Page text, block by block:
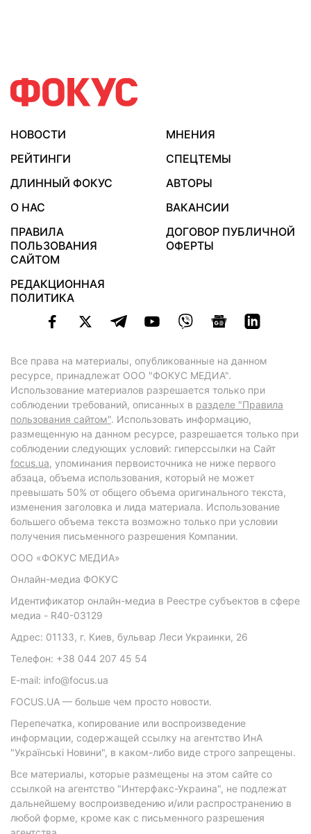
НОВОСТИ
МНЕНИЯ
РЕЙТИНГИ
СПЕЦТЕМЫ
ДЛИННЫЙ ФОКУС
АВТОРЫ
О НАС
ВАКАНСИИ
ПРАВИЛА
ПОЛЬЗОВАНИЯ
САЙТОМ
ДОГОВОР ПУБЛИЧНОЙ
ОФЕРТЫ
РЕДАКЦИОННАЯ
ПОЛИТИКА
Все права на материалы, опубликованные на данном
ресурсе, принадлежат ООО "ФОКУС МЕДИА".
Использование материалов разрешается только при
соблюдении требований, описанных в разделе "Правила
пользования сайтом". Использовать информацию,
размещенную на данном ресурсе, разрешается только при
соблюдении следующих условий: гиперссылки на Сайт
focus.ua, упоминания первоисточника не ниже первого
абзаца, объема использования, который не может
превышать 50% от общего объема оригинального текста,
изменения заголовка и лида материала. Использование
большего объема текста возможно только при условии
получения письменного разрешения Компании.
ООО «ФОКУС МЕДИА»
Онлайн-медиа ФОКУС
Идентификатор онлайн-медиа в Реестре субъектов в сфере
медиа - R40-03129
Адрес: 01133, г. Киев, бульвар Леси Украинки, 26
Телефон: +38 044 207 45 54
E-mail: info@focus.ua
FOCUS.UA — больше чем просто новости.
Перепечатка, копирование или воспроизведение
информации, содержащей ссылку на агентство ИнА
"Українські Новини", в каком-либо виде строго запрещены.
Все материалы, которые размещены на этом сайте со
ссылкой на агентство "Интерфакс-Украина", не подлежат
дальнейшему воспроизведению и/или распространению в
любой форме, кроме как с письменного разрешения